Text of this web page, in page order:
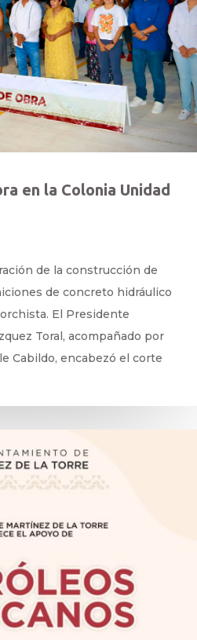
en la Colonia Unidad
de la construcción de
de concreto hidráulico
El Presidente
Toral, acompañado por
Cabildo, encabezó el corte